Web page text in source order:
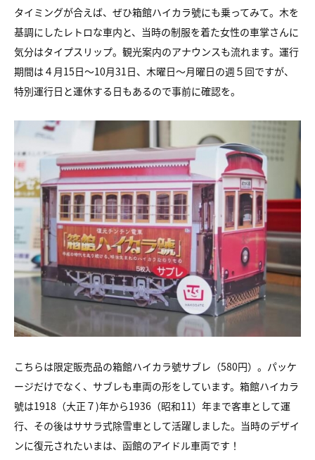
タイミングが合えば、ぜひ箱館ハイカラ號にも乗ってみて。木を
基調にしたレトロな車内と、当時の制服を着た女性の車掌さんに
気分はタイプスリップ。観光案内のアナウンスも流れます。運行
期間は４月15日～10月31日、木曜日～月曜日の週５回ですが、
特別運行日と運休する日もあるので事前に確認を。
こちらは限定販売品の箱館ハイカラ號サブレ（580円）。パッケ
ージだけでなく、サブレも車両の形をしています。箱館ハイカラ
號は1918（大正７)年から1936（昭和11）年まで客車として運
行、その後はササラ式除雪車として活躍しました。当時のデザイ
ンに復元されたいまは、函館のアイドル車両です！